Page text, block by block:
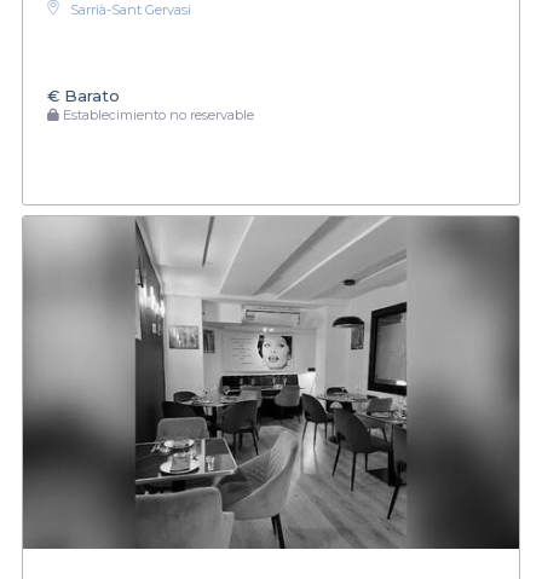
Sarrià-Sant Gervasi
€ Barato
Establecimiento no reservable